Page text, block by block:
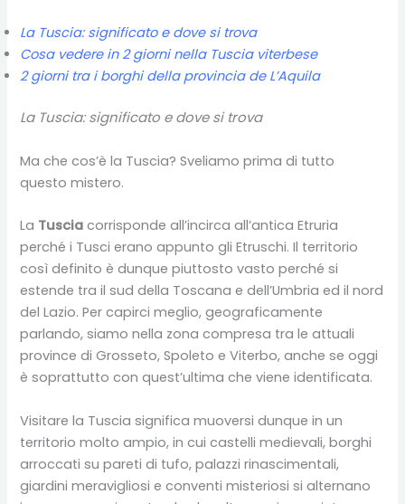
La Tuscia: significato e dove si trova
Cosa vedere in 2 giorni nella Tuscia viterbese
2 giorni tra i borghi della provincia de L’Aquila
La Tuscia: significato e dove si trova
Ma che cos’è la Tuscia? Sveliamo prima di tutto
questo mistero.
La Tuscia corrisponde all’incirca all’antica Etruria
perché i Tusci erano appunto gli Etruschi. Il territorio
così definito è dunque piuttosto vasto perché si
estende tra il sud della Toscana e dell’Umbria ed il nord
del Lazio. Per capirci meglio, geograficamente
parlando, siamo nella zona compresa tra le attuali
province di Grosseto, Spoleto e Viterbo, anche se oggi
è soprattutto con quest’ultima che viene identificata.
Visitare la Tuscia significa muoversi dunque in un
territorio molto ampio, in cui castelli medievali, borghi
arroccati su pareti di tufo, palazzi rinascimentali,
giardini meravigliosi e conventi misteriosi si alternano